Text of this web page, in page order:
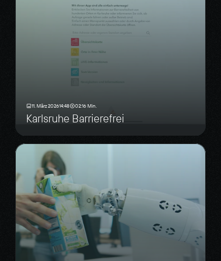
11. März 202614:48 02:16 Min.
Karlsruhe Barrierefrei